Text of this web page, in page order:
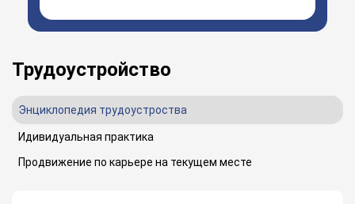
Трудоустройство
Энциклопедия трудоустроства
Идивидуальная практика
Продвижение по карьере на текущем месте